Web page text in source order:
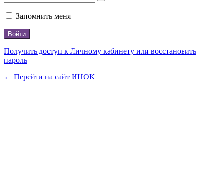
Запомнить меня
Получить доступ к Личному кабинету или восстановить
пароль
← Перейти на сайт ИНОК